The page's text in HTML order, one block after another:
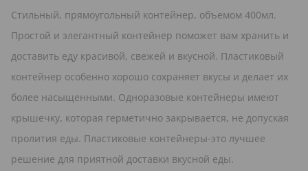
Стильный, прямоугольный контейнер, объемом 400мл.
Простой и элегантный контейнер поможет вам хранить и
доставить еду красивой, свежей и вкусной. Пластиковый
контейнер особенно хорошо сохраняет вкусы и делает их
более насыщенными. Одноразовые контейнеры имеют
крышечку, которая герметично закрывается, не допуская
пролития еды. Пластиковые контейнеры-это лучшее
решение для приятной доставки вкусной еды.